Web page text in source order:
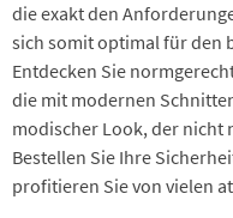
die exakt den
sich somit optimal für den
Entdecken Sie
die mit modernen
modischer Look, der nicht
Bestellen Sie Ihre
profitieren Sie von vielen